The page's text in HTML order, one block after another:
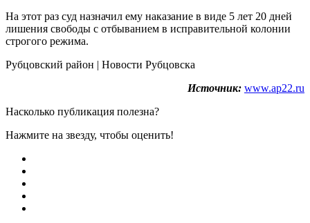
На этот раз суд назначил ему наказание в виде 5 лет 20 дней
лишения свободы с отбыванием в исправительной колонии
строгого режима.
Рубцовский район | Новости Рубцовска
Источник: www.ap22.ru
Насколько публикация полезна?
Нажмите на звезду, чтобы оценить!